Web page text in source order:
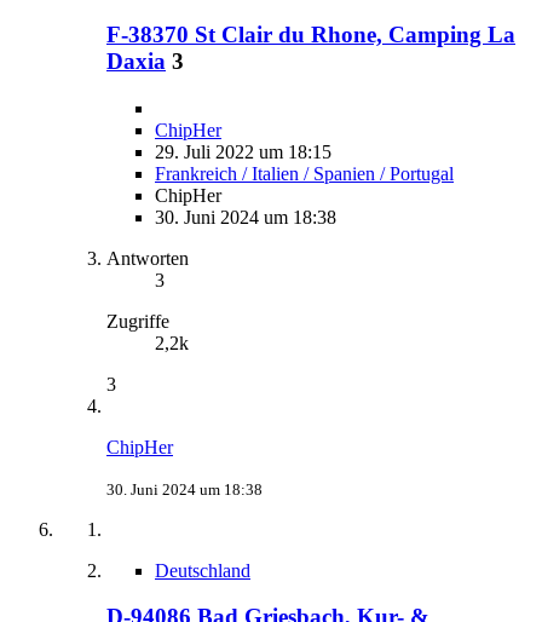
F-38370 St Clair du Rhone, Camping La
Daxia 3
ChipHer
29. Juli 2022 um 18:15
Frankreich / Italien / Spanien / Portugal
ChipHer
30. Juni 2024 um 18:38
Antworten
3
Zugriffe
2,2k
3
ChipHer
30. Juni 2024 um 18:38
Deutschland
D-94086 Bad Griesbach, Kur- &